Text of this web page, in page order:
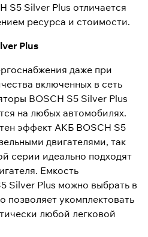
S5 Silver Plus отличается
ресурса и стоимости.
Plus
даже при
включенных в сеть
BOSCH S5 Silver Plus
на любых автомобилях.
эффект АКБ BOSCH S5
двигателями, так
серии идеально подходят
Емкость
Silver Plus можно выбрать в
позволяет укомплектовать
любой легковой